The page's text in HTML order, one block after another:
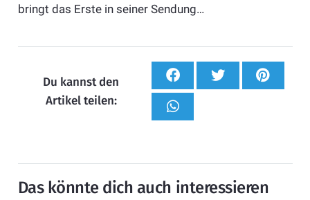
bringt das Erste in seiner Sendung…
Du kannst den
Artikel teilen:
Das könnte dich auch interessieren